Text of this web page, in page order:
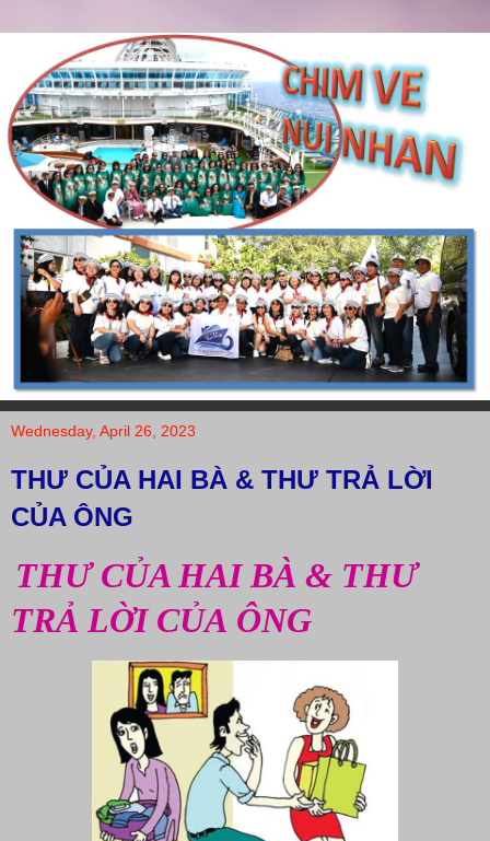
Wednesday, April 26, 2023
THƯ CỦA HAI BÀ & THƯ TRẢ LỜI
CỦA ÔNG
THƯ CỦA HAI BÀ & THƯ
TRẢ LỜI CỦA ÔNG